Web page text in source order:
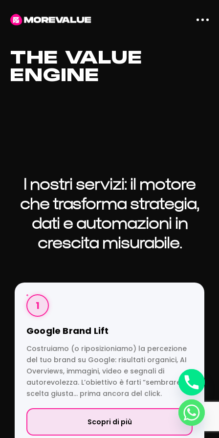
THE VALUE
ENGINE
I nostri servizi: il motore
che trasforma strategia,
dati e automazioni in
crescita misurabile.
1
Google Brand Lift
Costruiamo (o riposizioniamo) la percezione
del tuo brand su Google: risultati organici, AI
Overviews, immagini, video e segnali di
autorevolezza. L’obiettivo è farti “sembrare” la
scelta giusta… prima ancora del click.
Scopri di più